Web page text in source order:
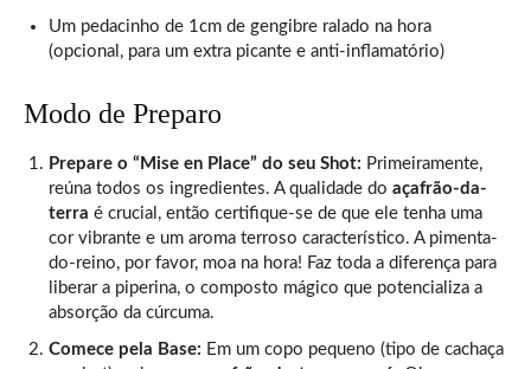
Um pedacinho de 1cm de gengibre ralado na hora
(opcional, para um extra picante e anti-inflamatório)
Modo de Preparo
Prepare o “Mise en Place” do seu Shot: Primeiramente,
reúna todos os ingredientes. A qualidade do açafrão-da-
terra é crucial, então certifique-se de que ele tenha uma
cor vibrante e um aroma terroso característico. A pimenta-
do-reino, por favor, moa na hora! Faz toda a diferença para
liberar a piperina, o composto mágico que potencializa a
absorção da cúrcuma.
Comece pela Base: Em um copo pequeno (tipo de cachaça